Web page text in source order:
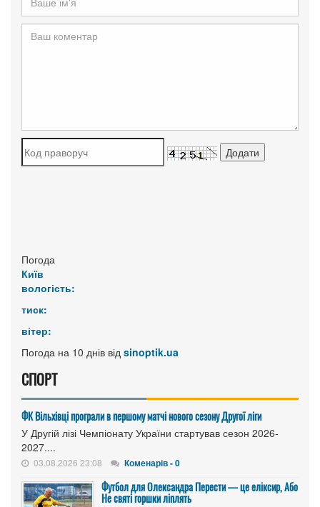
Погода
Київ
вологість:
тиск:
вітер:
Погода на 10 днів від sinoptik.ua
СПОРТ
ФК Вільхівці програли в першому матчі нового сезону Другої ліги
У Другій лізі Чемпіонату України стартував сезон 2026-
2027....
03.08.2026 23:08 Коменарів - 0
Футбол для Олександра Перести — це еліксир, Або
Не святі горшки ліплять